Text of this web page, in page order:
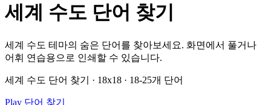
세계 수도 단어 찾기
세계 수도 테마의 숨은 단어를 찾아보세요. 화면에서 풀거나
어휘 연습용으로 인쇄할 수 있습니다.
세계 수도 단어 찾기 · 18x18 · 18-25개 단어
Play 단어 찾기